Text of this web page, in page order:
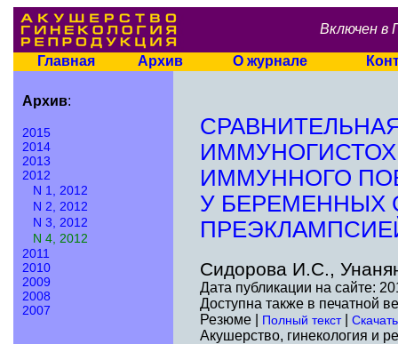
Включен в
Главная Архив О журнале
Архив:
2015
2014
2013
2012
N 1, 2012
N 2, 2012
N 3, 2012
N 4, 2012
2011
2010
2009
2008
2007
ИММУННОГО
У БЕРЕМЕННЫХ
Сидорова И.С.,
Дата публикации на сайте:
Доступна также в печатной
Резюме | Полный текст|
Акушерство, гинекология и